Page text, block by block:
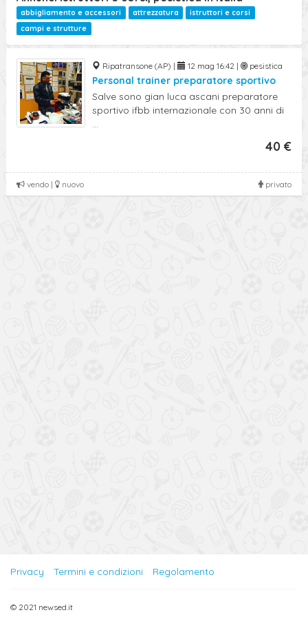
abbigliamento e accessori attrezzatura
istruttori e corsi
campi e strutture
Ripatransone (AP) | 12 mag 16:42 | pesistica
Personal trainer preparatore sportivo
Salve sono gian luca ascani preparatore
sportivo ifbb internazionale con 30 anni di
...
40 €
privato
vendo | nuovo
Privacy Termini e condizioni Regolamento
© 2021 newsed.it